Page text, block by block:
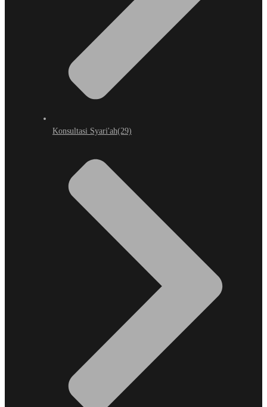
Konsultasi Syari'ah(29)